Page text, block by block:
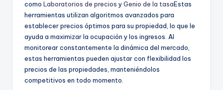
como Laboratorios de precios yGenio de la tasaEstas
herramientas utilizan algoritmos avanzados para
establecer precios óptimos para su propiedad, lo que le
ayuda a maximizar la ocupación y los ingresos. Al
monitorear constantemente la dinámica del mercado,
estas herramientas pueden ajustar con flexibilidad los
precios de las propiedades, manteniéndolos
competitivos en todo momento.